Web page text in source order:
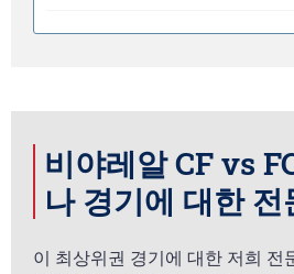
비야레알 CF vs
나 경기에 대한 전
이 최상위권 경기에 대한 저희 전